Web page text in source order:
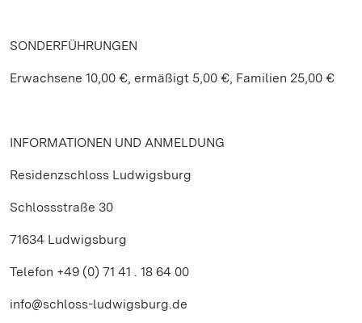
SONDERFÜHRUNGEN
Erwachsene 10,00 €, ermäßigt 5,00 €, Familien 25,00 €
INFORMATIONEN UND ANMELDUNG
Residenzschloss Ludwigsburg
Schlossstraße 30
71634 Ludwigsburg
Telefon +49 (0) 71 41 . 18 64 00
info@schloss-ludwigsburg.de